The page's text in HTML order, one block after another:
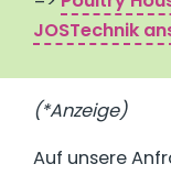
JOSTechnik
(*Anzeige)
Auf unsere